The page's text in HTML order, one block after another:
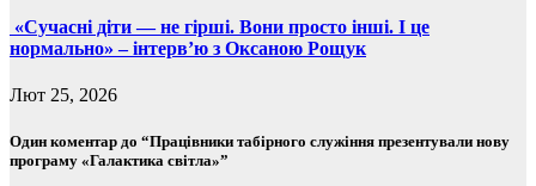
«Сучасні діти — не гірші. Вони просто інші. І це
нормально» – інтерв’ю з Оксаною Рощук
Лют 25, 2026
Один коментар до “Працівники табірного служіння презентували нову
програму «Галактика світла»”